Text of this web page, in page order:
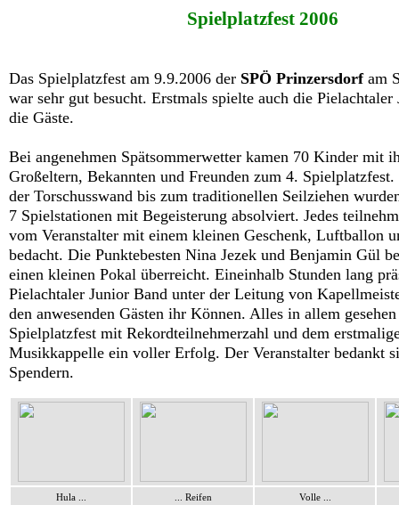
Spielplatzfest 2006
Das Spielplatzfest am 9.9.2006 der SPÖ Prinzersdorfam
war sehr gut besucht. Erstmals spielte auch die
die Gäste.
Bei angenehmen Spätsommerwetter kamen 70 Kinder mit
Großeltern, Bekannten und Freunden zum 4.
der Torschusswand bis zum traditionellen Seilziehen
7 Spielstationen mit Begeisterung absolviert. Jedes
vom Veranstalter mit einem kleinen Geschenk, Luftballon
bedacht. Die Punktebesten Nina Jezek und Benjamin Gül
einen kleinen Pokal überreicht. Eineinhalb Stunden lang
Pielachtaler Junior Band unter der Leitung von
den anwesenden Gästen ihr Können. Alles in allem
Spielplatzfest mit Rekordteilnehmerzahl und dem
Musikkappelle ein voller Erfolg. Der Veranstalter bedankt
Spendern.
Hula ... ... Reifen Volle ...